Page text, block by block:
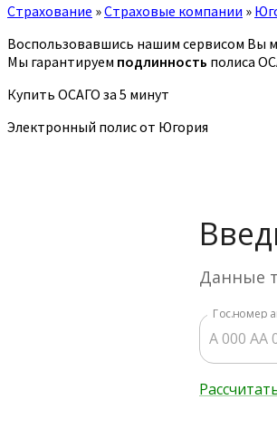
Страхование »Страховые компании »
Воспользовавшись нашим сервисом Вы
Мы гарантируем подлинность полиса
Купить ОСАГО за 5 минут
Электронный полис от Югория